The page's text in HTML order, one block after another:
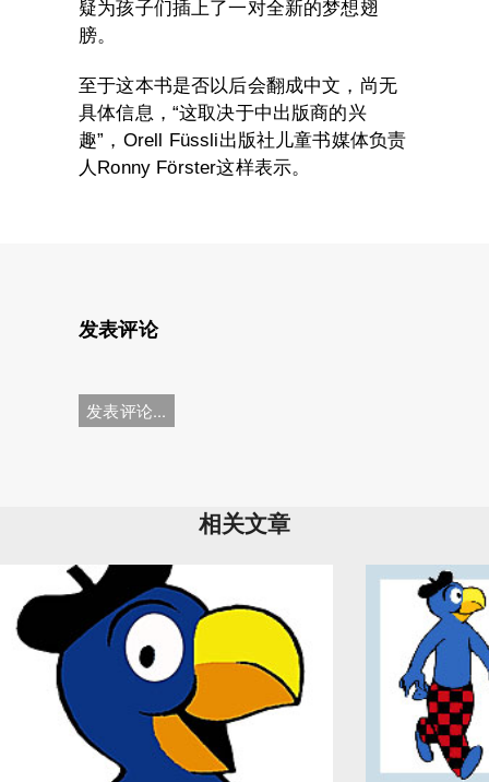
疑为孩子们插上了一对全新的梦想翅
膀。
至于这本书是否以后会翻成中文，尚无
具体信息，“这取决于中出版商的兴
趣”，Orell Füssli出版社儿童书媒体负责
人Ronny Förster这样表示。
发表评论
发表评论...
相关文章